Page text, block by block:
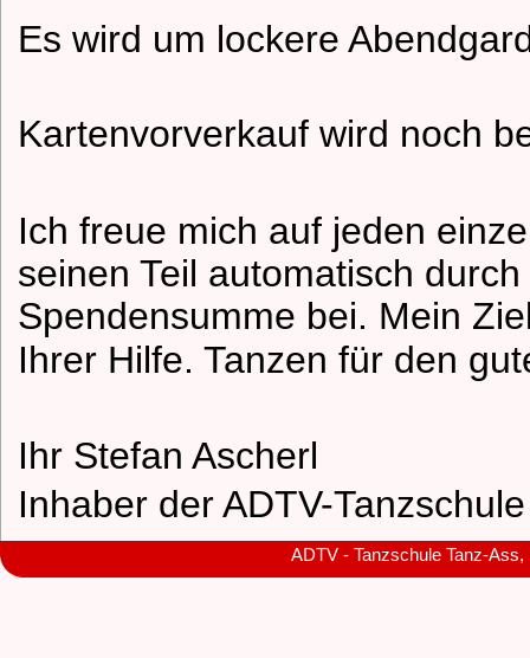
Es wird um lockere
Kartenvorverkauf wird noch
Ich freue mich auf jeden
seinen Teil automatisch
Spendensumme bei. Mein
Ihrer Hilfe. Tanzen für den
Ihr Stefan Ascherl
Inhaber der ADTV-
ADTV - Tanzschule Tanz-